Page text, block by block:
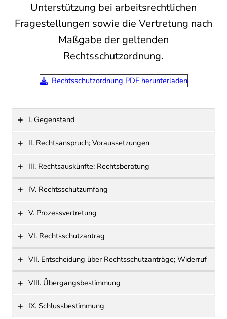
Unterstützung bei arbeitsrechtlichen
Fragestellungen sowie die Vertretung nach
Maßgabe der geltenden
Rechtsschutzordnung.
Rechtsschutzordnung PDF herunterladen
I. Gegenstand
II. Rechtsanspruch; Voraussetzungen
III. Rechtsauskünfte; Rechtsberatung
IV. Rechtsschutzumfang
V. Prozessvertretung
VI. Rechtsschutzantrag
VII. Entscheidung über Rechtsschutzanträge; Widerruf
VIII. Übergangsbestimmung
IX. Schlussbestimmung